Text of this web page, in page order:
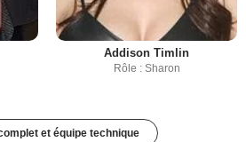
Addison Timlin
Rôle : Sharon
et équipe technique